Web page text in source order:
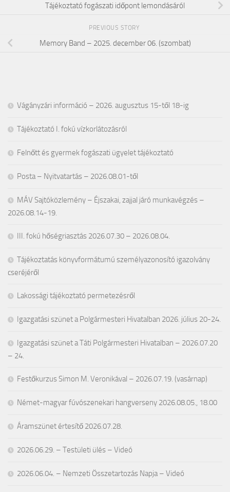
Tájékoztató fogászati időpont lemondásáról
PREVIOUS STORY
Memory Band – 2025. december 06. (szombat)
Vágányzári információ – 2026. augusztus 15-től 18-ig
Tájékoztató I. fokú vízkorlátozásról
Felnőtt és gyermek fogászati ügyelet tájékoztató
Posta – Nyitvatartás – 2026.08.01-től
MÁV Sajtóközlemény – Éjszakai, zajjal járó munkavégzés –
2026.08.14-19.
III. fokú hőségriasztás 2026.07.30 – 2026.08.04.
Tájékoztatás könyvformátumú személyazonosító igazolvány
cseréjéről
Lakossági tájékoztató permetezésről
Igazgatási szünet a Polgármesteri Hivatalban 2026. július 20-24.
Igazgatási szünet a Táti Polgármesteri Hivatalban – 2026.07.20
– 24.
Festőkurzus Simon M. Veronikával – 2026.07.19. (vasárnap)
Német-magyar fúvószenekari hangverseny 2026.08.05., 18.00
Áramszünet értesítő 2026.07.28.
2026.06.29. – Testületi ülés – Videó
2026.06.04. – Nemzeti Összetartozás Napja – Videó